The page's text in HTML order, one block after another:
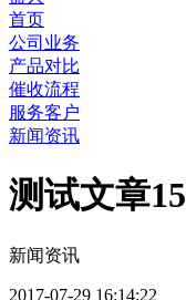
首页
公司业务
产品对比
催收流程
服务客户
新闻资讯
测试文章15
新闻资讯
2017-07-29 16:14:22